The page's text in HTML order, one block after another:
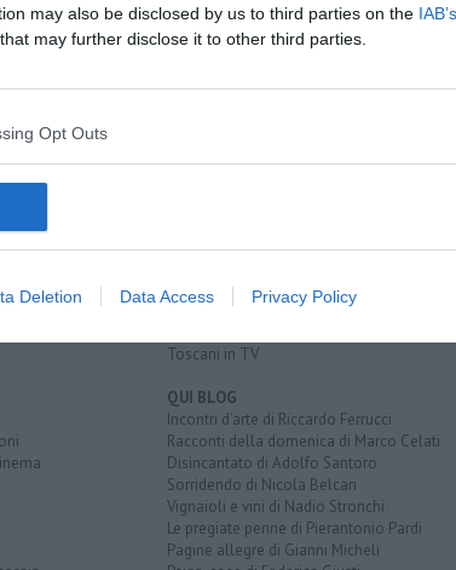
may also be disclosed by us to third parties on the
that may further disclose it to other third parties.
Opt Outs
Deletion Data Access Privacy Policy
Le notizie di oggi
Più Letti del mese
Archivio Notizie
Toscani in TV
QUI BLOG
Incontri d'arte di Riccardo Ferrucci
Racconti della domenica di Marco Celati
Disincantato di Adolfo Santoro
Sorridendo di Nicola Belcari
Vignaioli e vini di Nadio Stronchi
Le pregiate penne di Pierantonio Pardi
Pagine allegre di Gianni Micheli